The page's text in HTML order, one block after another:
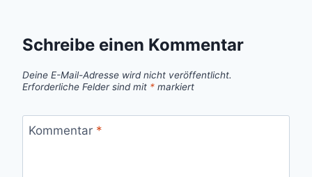
Schreibe einen Kommentar
Deine E-Mail-Adresse wird nicht veröffentlicht.
Erforderliche Felder sind mit * markiert
Kommentar *